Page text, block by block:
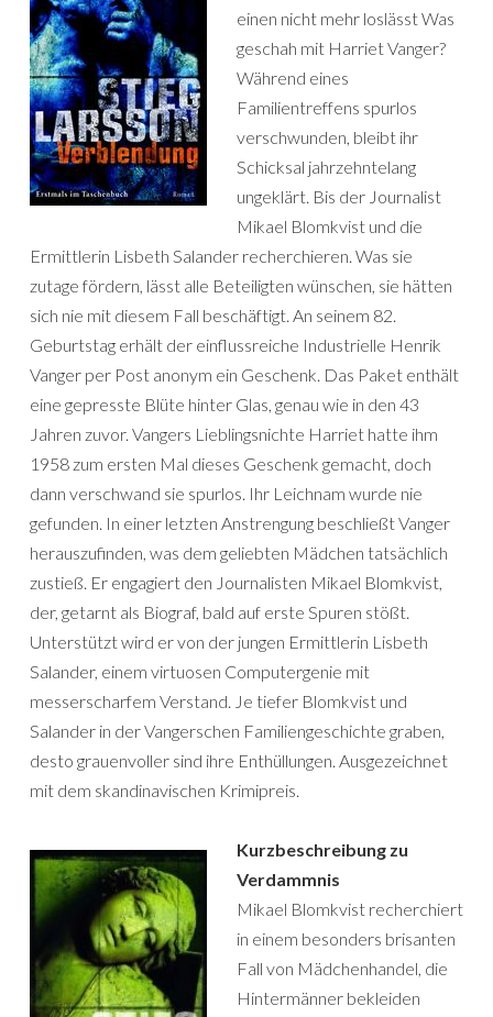
einen nicht mehr loslässt Was
geschah mit Harriet Vanger?
Während eines
Familientreffens spurlos
verschwunden, bleibt ihr
Schicksal jahrzehntelang
ungeklärt. Bis der Journalist
Mikael Blomkvist und die
Ermittlerin Lisbeth Salander recherchieren. Was sie
zutage fördern, lässt alle Beteiligten wünschen, sie hätten
sich nie mit diesem Fall beschäftigt. An seinem 82.
Geburtstag erhält der einflussreiche Industrielle Henrik
Vanger per Post anonym ein Geschenk. Das Paket enthält
eine gepresste Blüte hinter Glas, genau wie in den 43
Jahren zuvor. Vangers Lieblingsnichte Harriet hatte ihm
1958 zum ersten Mal dieses Geschenk gemacht, doch
dann verschwand sie spurlos. Ihr Leichnam wurde nie
gefunden. In einer letzten Anstrengung beschließt Vanger
herauszufinden, was dem geliebten Mädchen tatsächlich
zustieß. Er engagiert den Journalisten Mikael Blomkvist,
der, getarnt als Biograf, bald auf erste Spuren stößt.
Unterstützt wird er von der jungen Ermittlerin Lisbeth
Salander, einem virtuosen Computergenie mit
messerscharfem Verstand. Je tiefer Blomkvist und
Salander in der Vangerschen Familiengeschichte graben,
desto grauenvoller sind ihre Enthüllungen. Ausgezeichnet
mit dem skandinavischen Krimipreis.
Kurzbeschreibung zu
Verdammnis
Mikael Blomkvist recherchiert
in einem besonders brisanten
Fall von Mädchenhandel, die
Hintermänner bekleiden